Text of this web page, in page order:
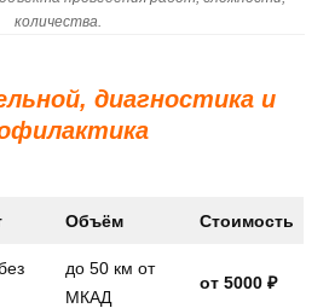
количества.
диагностика и
Объём Стоимость
до 50 км от
МКАД
от 5000 ₽